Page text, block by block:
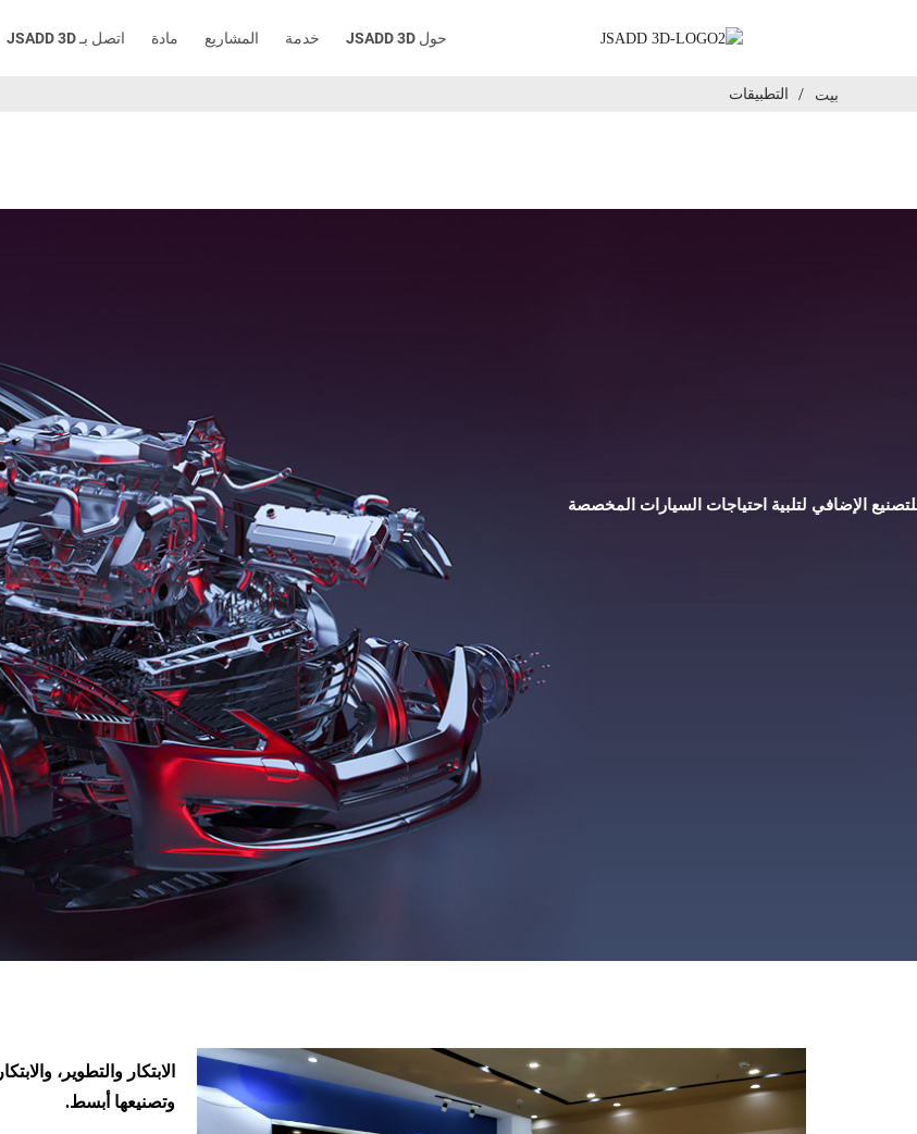
حول JSADD 3D خدمة المشاريع مادة اتصل بـ JSADD 3D
بيت التطبيقات
الإضافي لتلبية احتياجات السيارات المخصصة
الابتكار والتطوير،
وتصنيعها أبسط.